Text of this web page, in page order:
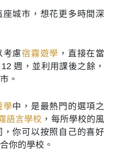
城市，想花更多時間深
考慮宿霧遊學 ，直接在當
週，並利用課後之餘，
。
學中，是最熱門的選項之
語言學校 ，每所學校的風
你可以按照自己的喜好
你的學校。